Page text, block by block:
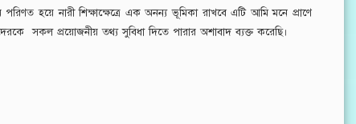
হয়ে নারী শিক্ষাক্ষেত্রে এক অনন্য ভূমিকা রাখবে এটি আমি মনে প্রাণে
সকল প্রয়োজনীয় তথ্য সুবিধা দিতে পারার অশাবাদ ব্যক্ত করেছি।